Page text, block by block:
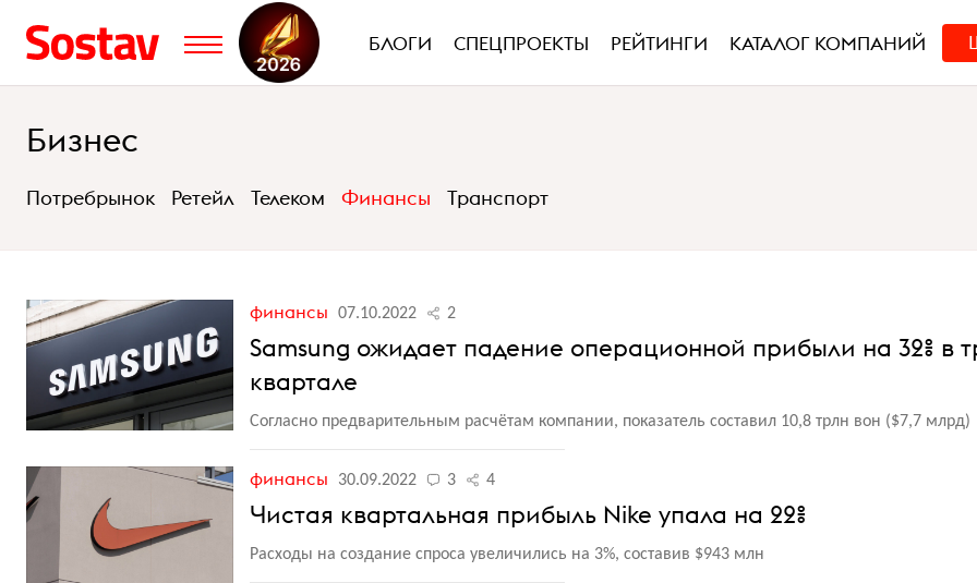
БЛОГИ СПЕЦПРОЕКТЫ РЕЙТИНГИ КАТАЛОГ КОМПАНИЙ
Бизнес
Потребрынок Ретейл Телеком Финансы Транспорт
финансы 07.10.2022 2
Samsung ожидает падение операционной прибыли на 32% в
квартале
Согласно предварительным расчётам компании, показатель составил 10,8 трлн вон ($7,7 млрд)
финансы 30.09.2022 3 4
Чистая квартальная прибыль Nike упала на 22%
Расходы на создание спроса увеличились на 3%, составив $943 млн